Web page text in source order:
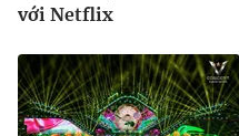
với Netflix